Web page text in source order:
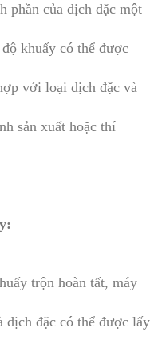
phần của dịch đặc một
khuấy có thể được
với loại dịch đặc và
sản xuất hoặc thí
trộn hoàn tất, máy
dịch đặc có thể được lấy